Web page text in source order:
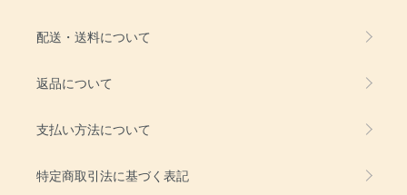
配送・送料について
返品について
支払い方法について
特定商取引法に基づく表記